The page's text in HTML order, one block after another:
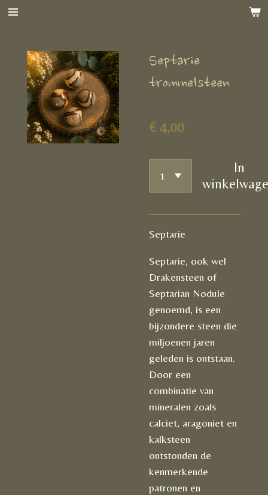
Ga
hoofdinhoud
Septarie
trommelsteen
€ 4,00
In
Septarie
Septarie, ook wel
Drakensteen of
Septarian Nodule
genoemd, is een
bijzondere steen die
miljoenen jaren
geleden is ontstaan.
Door een
combinatie van
mineralen zoals
calciet, aragoniet en
kalksteen
ontstonden de
kenmerkende
patronen en